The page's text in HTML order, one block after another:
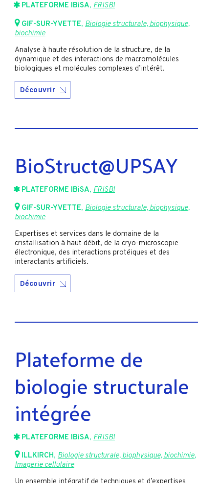
PLATEFORME IBiSA, FRISBI
GIF-SUR-YVETTE, Biologie structurale, biophysique,
biochimie
Analyse à haute résolution de la structure, de la
dynamique et des interactions de macromolécules
biologiques et molécules complexes d’intérêt.
Découvrir
BioStruct@UPSAY
PLATEFORME IBiSA, FRISBI
GIF-SUR-YVETTE, Biologie structurale, biophysique,
biochimie
Expertises et services dans le domaine de la
cristallisation à haut débit, de la cryo-microscopie
électronique, des interactions protéiques et des
interactants artificiels.
Découvrir
Plateforme de
biologie structurale
intégrée
PLATEFORME IBiSA, FRISBI
ILLKIRCH, Biologie structurale, biophysique, biochimie,
Imagerie cellulaire